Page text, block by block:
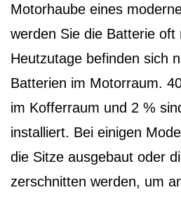
Motorhaube eines
werden Sie die Batterie oft
Heutzutage befinden sich
Batterien im Motorraum.
im Kofferraum und 2 %
installiert. Bei einigen
die Sitze ausgebaut oder
zerschnitten werden, um